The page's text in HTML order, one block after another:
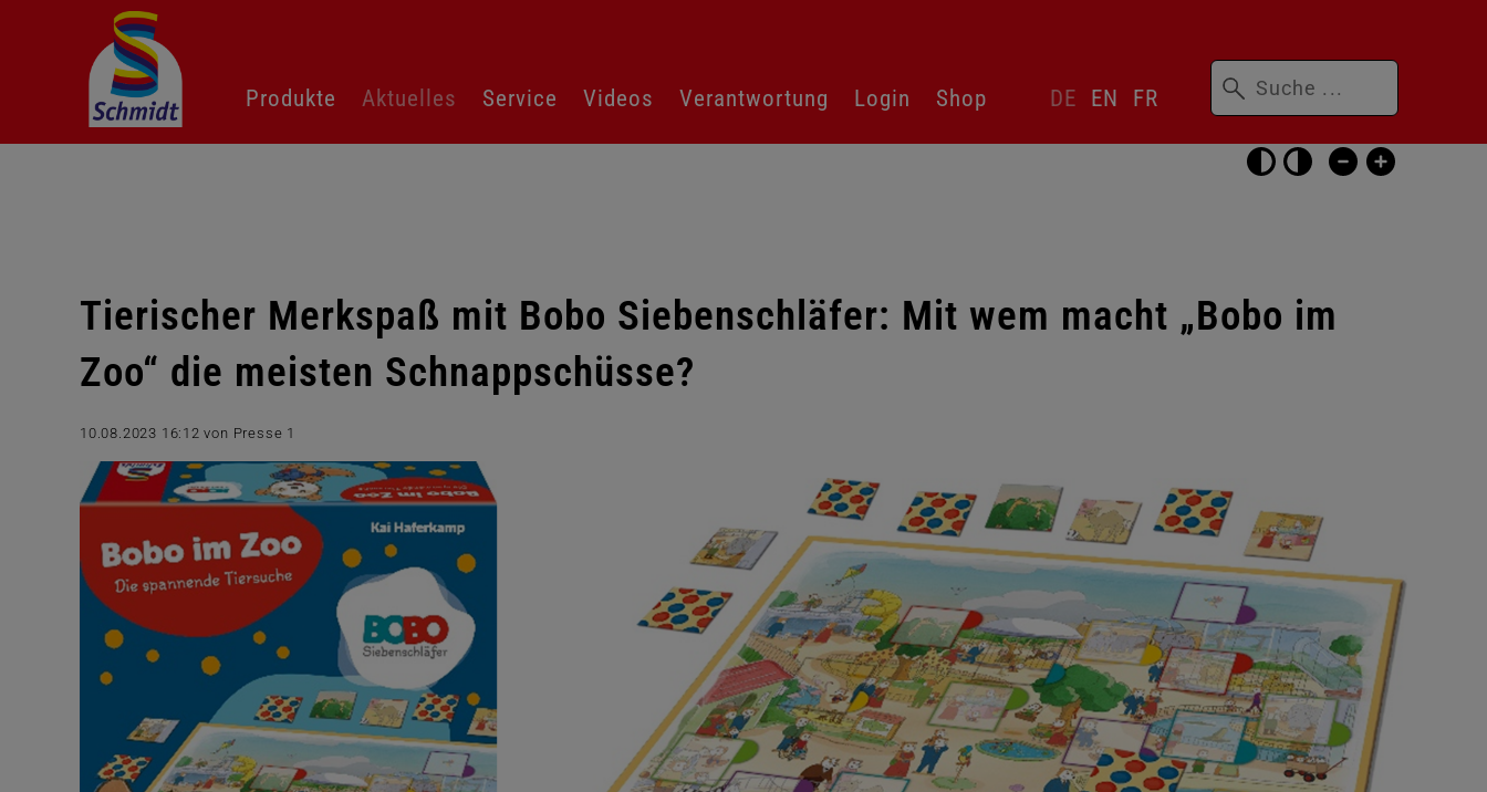
Barrierefrei-
Einstellungen
überspringen
überspringen
Produkte Aktuelles Service Videos Verantwortung Login Shop
überspringen
DE EN FR
Suchbegriffe
Tierischer Merkspaß mit Bobo Siebenschläfer: Mit wem macht „Bobo im
Zoo“ die meisten Schnappschüsse?
10.08.2023 16:12 von Presse 1